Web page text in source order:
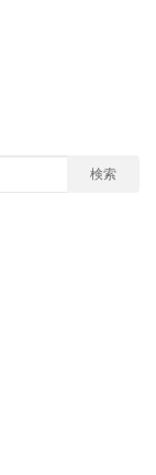
検索